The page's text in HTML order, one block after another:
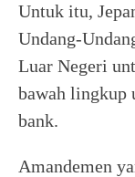
Untuk itu,
Undang-
Luar Negeri
bawah lingkup
bank.
Amandemen